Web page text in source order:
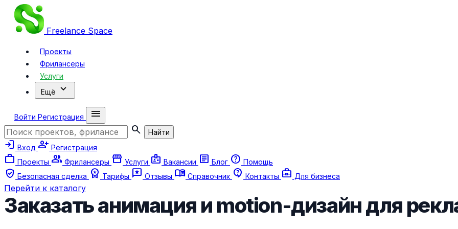
Freelance Space
Проекты
Фрилансеры
Услуги
Ещё expand_more
Войти Регистрация
menu
search
Найти
login Вход person_add Регистрация
work Проекты group Фрилансеры storefront Услуги badge Вакансии article Блог help Помощь
verified_user Безопасная сделка workspace_premium Тарифы reviews Отзывы menu_book Справочник contact_support Контакты business_center Для бизнеса
Перейти к каталогу
Заказать анимация и motion-дизайн для